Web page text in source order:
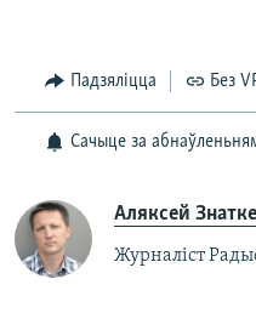
Падзяліцца Без
Сачыце за
Аляксей
Журналіст